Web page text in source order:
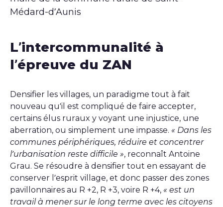
Médard-d’Aunis
L’intercommunalité à
l’épreuve du ZAN
Densifier les villages, un paradigme tout à fait
nouveau qu’il est compliqué de faire accepter,
certains élus ruraux y voyant une injustice, une
aberration, ou simplement une impasse. « Dans les
communes périphériques, réduire et concentrer
l’urbanisation reste difficile », reconnaît Antoine
Grau. Se résoudre à densifier tout en essayant de
conserver l’esprit village, et donc passer des zones
pavillonnaires au R +2, R +3, voire R +4, « est un
travail à mener sur le long terme avec les citoyens